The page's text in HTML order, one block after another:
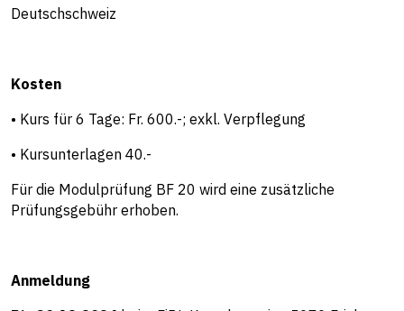
Deutschschweiz
Kosten
• Kurs für 6 Tage: Fr. 600.-; exkl. Verpflegung
• Kursunterlagen 40.-
Für die Modulprüfung BF 20 wird eine zusätzliche
Prüfungsgebühr erhoben.
Anmeldung